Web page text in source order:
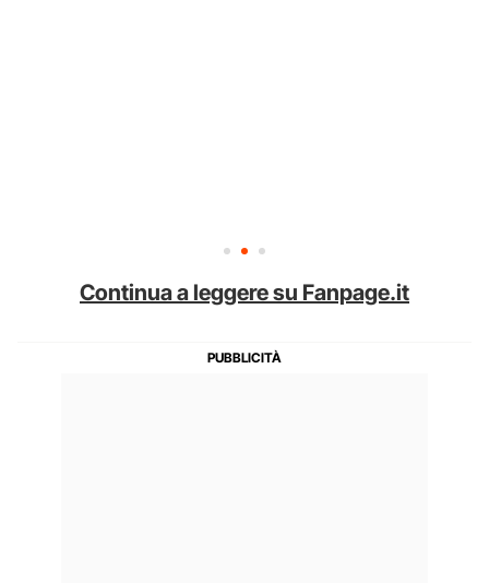
Continua a leggere su Fanpage.it